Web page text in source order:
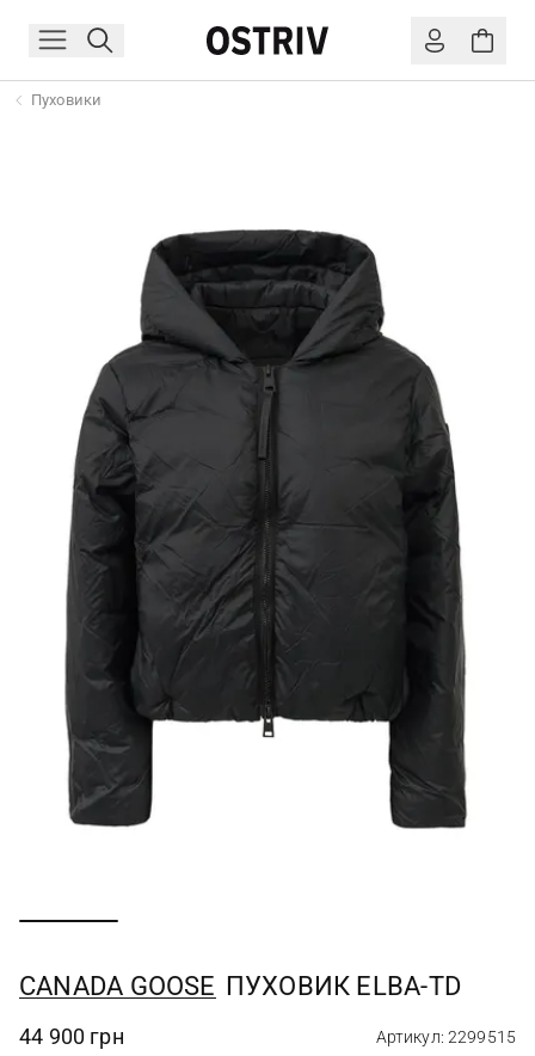
Пуховики
CANADA GOOSE ПУХОВИК ELBA-TD
44 900 грн Артикул: 2299515